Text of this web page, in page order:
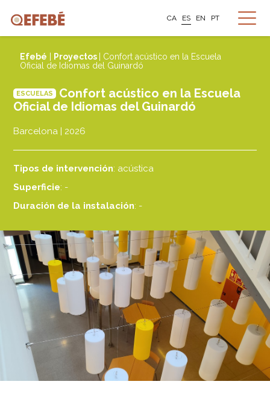
CA ES EN PT
Efebé Proyectos
| Confort acústico en la Escuela
Oficial de Idiomas del Guinardó
ESCUELAS
Confort acústico en la Escuela
Oficial de Idiomas del Guinardó
Barcelona | 2026
Tipos de intervención: acústica
Superficie: -
Duración de la instalación: -